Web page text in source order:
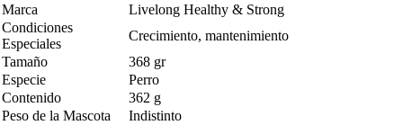
Marca
Livelong Healthy & Strong
Condiciones
Especiales
Crecimiento, mantenimiento
Tamaño
368 gr
Especie
Perro
Contenido
362 g
Peso de la Mascota
Indistinto